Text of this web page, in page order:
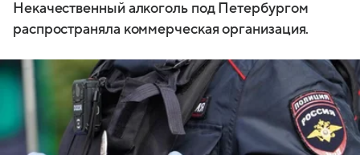
Некачественный алкоголь под Петербургом
распространяла коммерческая организация.